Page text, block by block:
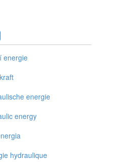
energie
energie
energy
hydraulique